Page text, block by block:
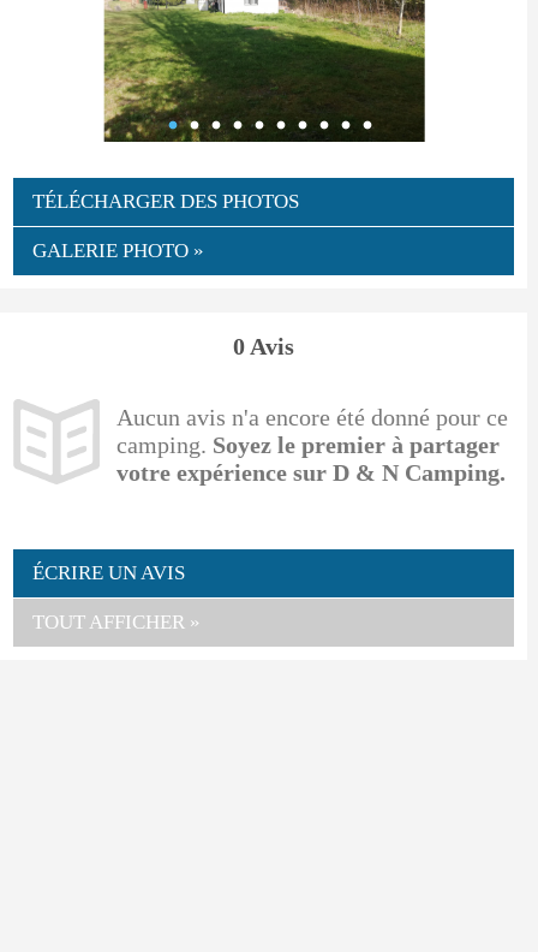
TÉLÉCHARGER DES PHOTOS
GALERIE PHOTO »
0 Avis
Aucun avis n'a encore été donné pour ce
camping. Soyez le premier à partager
votre expérience sur D & N Camping.
ÉCRIRE UN AVIS
TOUT AFFICHER »